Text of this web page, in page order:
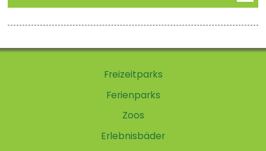
Freizeitparks
Ferienparks
Zoos
Erlebnisbäder